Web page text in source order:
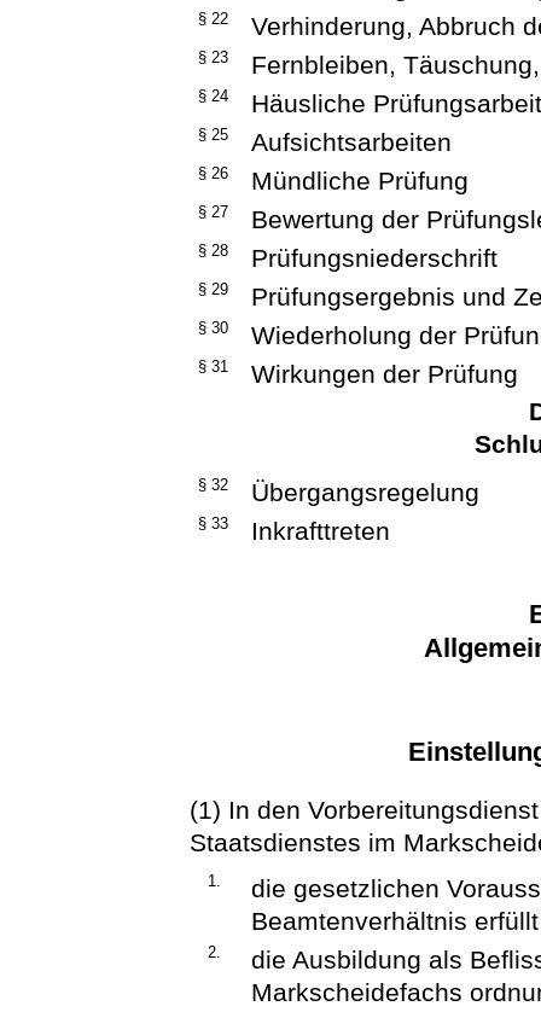
§ 22 Verhinderung, Abbruch
§ 23 Fernbleiben,
§ 24 Häusliche
§ 25 Aufsichtsarbeiten
§ 26 Mündliche Prüfung
§ 27 Bewertung der
§ 28 Prüfungsniederschrift
§ 29 Prüfungsergebnis und
§ 30 Wiederholung der
§ 31
Wirkungen der Prüfung
§ 32 Übergangsregelung
§ 33 Inkrafttreten
(1) In den
Staatsdienstes im
1.
die gesetzlichen
Beamtenverhältnis
2.
die Ausbildung als
Markscheidefachs